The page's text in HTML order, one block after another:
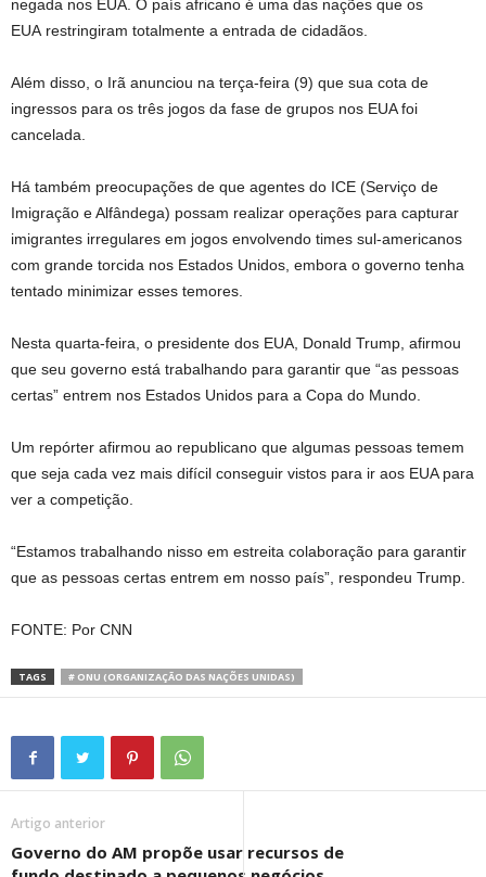
negada nos EUA. O país africano é uma das nações que os
EUA restringiram totalmente a entrada de cidadãos.
Além disso, o Irã anunciou na terça-feira (9) que sua cota de
ingressos para os três jogos da fase de grupos nos EUA foi
cancelada.
Há também preocupações de que agentes do ICE (Serviço de
Imigração e Alfândega) possam realizar operações para capturar
imigrantes irregulares em jogos envolvendo times sul-americanos
com grande torcida nos Estados Unidos, embora o governo tenha
tentado minimizar esses temores.
Nesta quarta-feira, o presidente dos EUA, Donald Trump, afirmou
que seu governo está trabalhando para garantir que “as pessoas
certas” entrem nos Estados Unidos para a Copa do Mundo.
Um repórter afirmou ao republicano que algumas pessoas temem
que seja cada vez mais difícil conseguir vistos para ir aos EUA para
ver a competição.
“Estamos trabalhando nisso em estreita colaboração para garantir
que as pessoas certas entrem em nosso país”, respondeu Trump.
FONTE: Por CNN
TAGS # ONU (ORGANIZAÇÃO DAS NAÇÕES UNIDAS)
Artigo anterior
Governo do AM propõe usar recursos de